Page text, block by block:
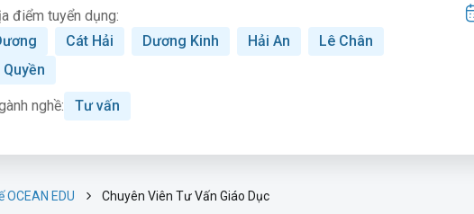
điểm tuyển dụng:
Cát Hải Dương Kinh Hải An
Lê Chân
nghề: Tư vấn
EDU Chuyên Viên Tư Vấn Giáo Dục